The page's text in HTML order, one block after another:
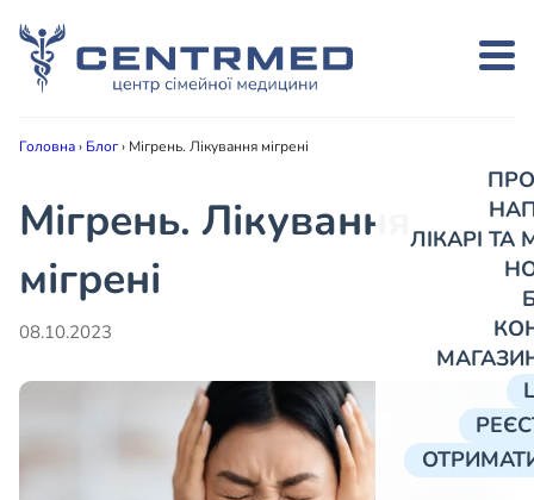
ЛІКАРІ
Головна› Блог› Мігрень. Лікування мігрені
Мігрень. Лікування
мігрені
08.10.2023